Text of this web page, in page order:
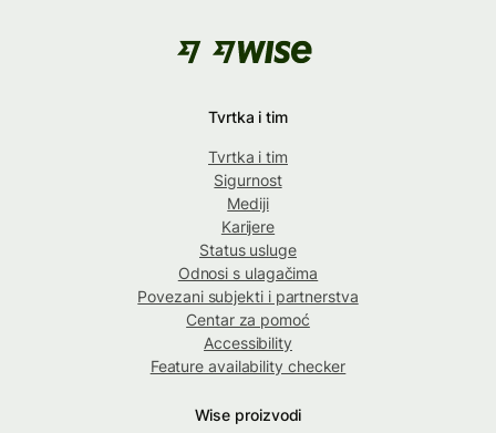
Tvrtka i tim
Tvrtka i tim
Sigurnost
Mediji
Karijere
Status usluge
Odnosi s ulagačima
Povezani subjekti i partnerstva
Centar za pomoć
Accessibility
Feature availability checker
Wise proizvodi